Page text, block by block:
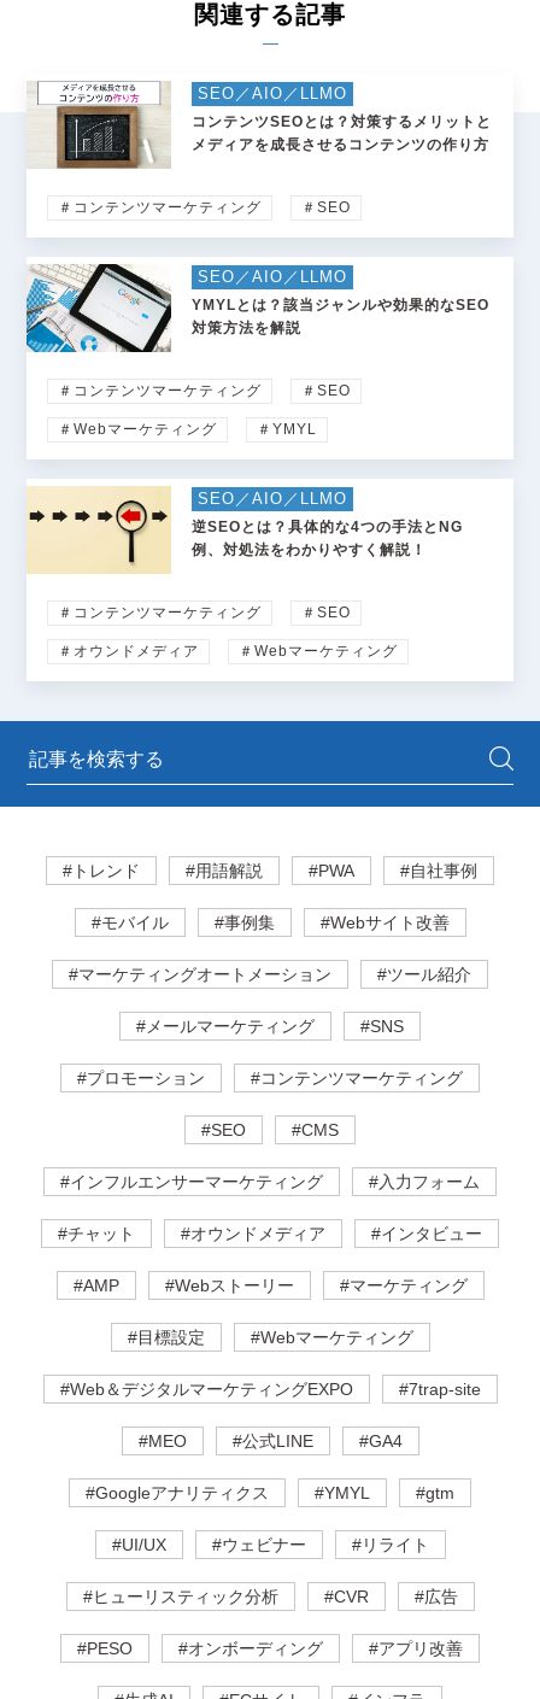
関連する記事
SEO／AIO／LLMO
コンテンツSEOとは？対策するメリットと
メディアを成長させるコンテンツの作り方
＃コンテンツマーケティング ＃SEO
SEO／AIO／LLMO
YMYLとは？該当ジャンルや効果的なSEO
対策方法を解説
＃コンテンツマーケティング ＃SEO
＃Webマーケティング ＃YMYL
SEO／AIO／LLMO
逆SEOとは？具体的な4つの手法とNG
例、対処法をわかりやすく解説！
＃コンテンツマーケティング ＃SEO
＃オウンドメディア ＃Webマーケティング
#トレンド #用語解説 #PWA #自社事例
#モバイル #事例集 #Webサイト改善
#マーケティングオートメーション #ツール紹介
#メールマーケティング #SNS
#プロモーション #コンテンツマーケティング
#SEO #CMS
#インフルエンサーマーケティング #入力フォーム
#チャット #オウンドメディア #インタビュー
#AMP #Webストーリー #マーケティング
#目標設定 #Webマーケティング
#Web＆デジタルマーケティングEXPO #7trap-site
#MEO #公式LINE #GA4
#Googleアナリティクス #YMYL #gtm
#UI/UX #ウェビナー #リライト
#ヒューリスティック分析 #CVR #広告
#PESO #オンボーディング #アプリ改善